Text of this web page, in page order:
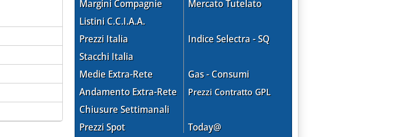
Margini Compagnie
Listini C.C.I.A.A.
Prezzi Italia
Stacchi Italia
Medie Extra-Rete
Andamento Extra-Rete
Chiusure Settimanali
Prezzi Spot
Mercato Tutelato
Indice Selectra - SQ
Gas - Consumi
Prezzi Contratto GPL
Today@